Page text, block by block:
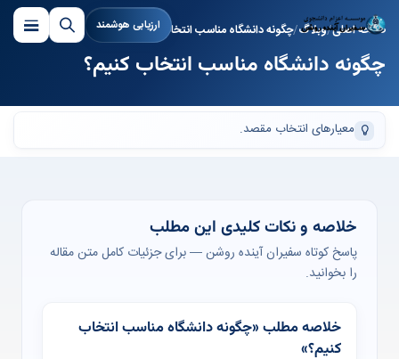
ارزیابی هوشمند صفحه اصلی وبلاگ چگونه دانشگاه مناسب انتخاب کنیم؟
چگونه دانشگاه مناسب انتخاب کنیم؟
معیارهای انتخاب مقصد.
خلاصه و نکات کلیدی این مطلب
پاسخ کوتاه سفیران آینده روشن — برای جزئیات کامل متن مقاله
را بخوانید.
خلاصه مطلب «چگونه دانشگاه مناسب انتخاب
کنیم؟»